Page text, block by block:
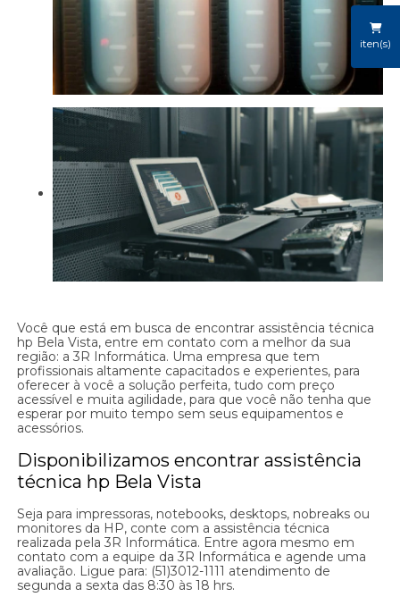
iten(s)
Você que está em busca de encontrar assistência técnica
hp Bela Vista, entre em contato com a melhor da sua
região: a 3R Informática. Uma empresa que tem
profissionais altamente capacitados e experientes, para
oferecer à você a solução perfeita, tudo com preço
acessível e muita agilidade, para que você não tenha que
esperar por muito tempo sem seus equipamentos e
acessórios.
Disponibilizamos encontrar assistência
técnica hp Bela Vista
Seja para impressoras, notebooks, desktops, nobreaks ou
monitores da HP, conte com a assistência técnica
realizada pela 3R Informática. Entre agora mesmo em
contato com a equipe da 3R Informática e agende uma
avaliação. Ligue para: (51)3012-1111 atendimento de
segunda a sexta das 8:30 às 18 hrs.